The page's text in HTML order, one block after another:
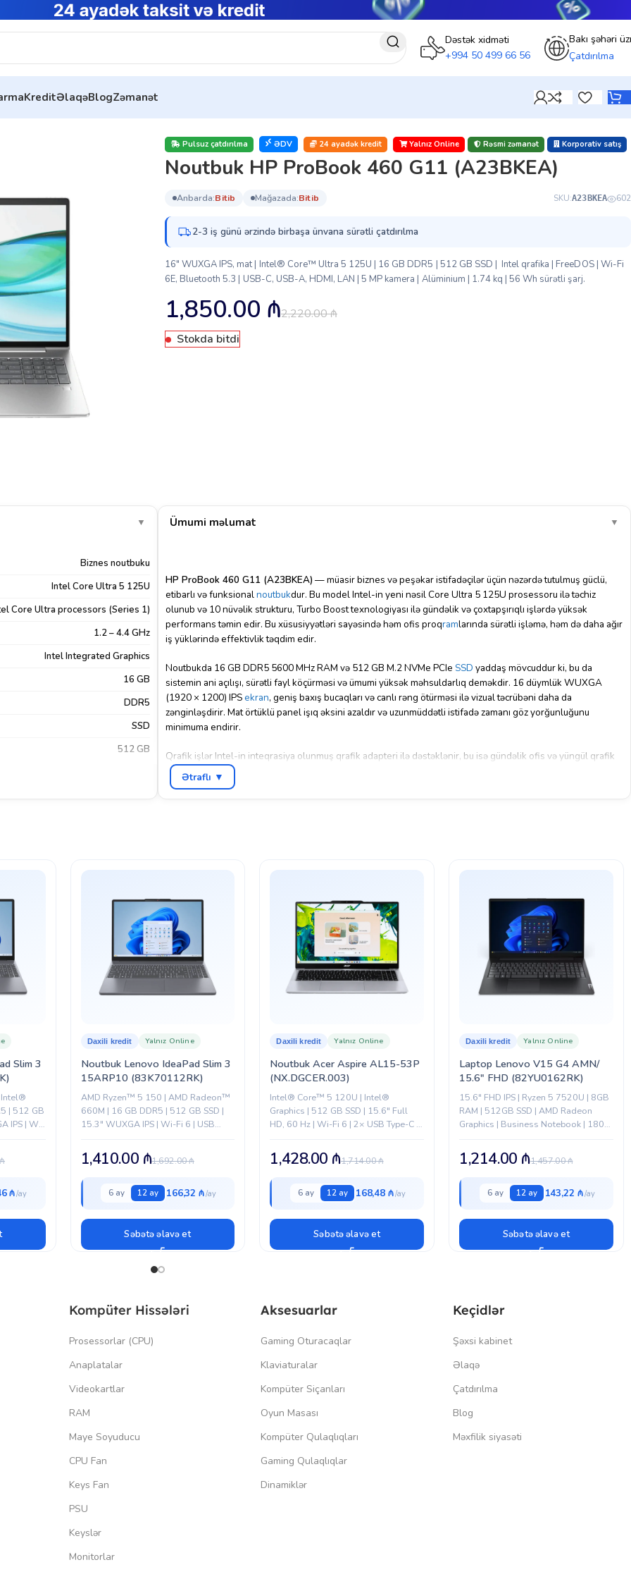
Dəstək xidməti
+994 50 499 66 56
Bakı şəhəri
Çatdırılma
KreditƏlaqəBlogZəmanət
Pulsuz çatdırılma ƏDV 24 ayadək kredit Yalnız Online Rəsmi zəmanət Korporativ satış
Noutbuk HP ProBook 460 G11 (A23BKEA)
anbarda: bi̇ti̇b mağazada: bi̇ti̇b SKU:A23BKEA 602
2-3 iş günü ərzində birbaşa ünvana sürətli çatdırılma
16″ WUXGA IPS, mat | Intel® Core™ Ultra 5 125U | 16 GB DDR5 | 512 GB SSD | Intel qrafika | FreeDOS | Wi-Fi
6E, Bluetooth 5.3 | USB-C, USB-A, HDMI, LAN | 5 MP kamera | Alüminium | 1.74 kq | 56 Wh sürətli şarj.
2,220.00₼
1,850.00 ₼
Stokda bitdi
▼
Biznes noutbuku
Intel Core Ultra 5 125U
Core Ultra processors (Series 1)
1.2 – 4.4 GHz
Intel Integrated Graphics
16 GB
DDR5
SSD
512 GB
Gümüşü
HP
Ümumi məlumat ▼
HP ProBook 460 G11 (A23BKEA) — müasir biznes və peşəkar istifadəçilər üçün nəzərdə tutulmuş güclü,
etibarlı və funksionalnoutbukdur. Bu model Intel-in yeni nəsil Core Ultra 5 125U prosessoru ilə təchiz
olunub və 10 nüvəlik strukturu, Turbo Boost texnologiyası ilə gündəlik və çoxtapşırıqlı işlərdə yüksək
performans təmin edir. Bu xüsusiyyətləri sayəsində həm ofis proqramlarında sürətli işləmə, həm də daha ağır
iş yüklərində effektivlik təqdim edir.
Noutbukda 16 GB DDR5 5600 MHz RAM və 512 GB M.2 NVMe PCIe SSD yaddaş mövcuddur ki, bu da
sistemin ani açılışı, sürətli fayl köçürməsi və ümumi yüksək məhsuldarlıq deməkdir. 16 düymlük WUXGA
(1920 × 1200) IPSekran, geniş baxış bucaqları və canlı rəng ötürməsi ilə vizual təcrübəni daha da
zənginləşdirir. Mat örtüklü panel işıq əksini azaldır və uzunmüddətli istifadə zamanı göz yorğunluğunu
minimuma endirir.
Qrafik işlər Intel-in inteqrasiya olunmuş qrafik adapteri ilə dəstəklənir, bu isə gündəlik ofis və yüngül qrafik
tələbləri üçün kifayətdir. Cihaz FreeDOS əməliyyat sistemi ilə gəlir, bu da istifadəçiyə istədiyi sistemlə işləmə
azadlığı verir.
Ətraflı ▼
Slim 3
| 512 GB
IPS | Wi-
₼
₼
Noutbuk Lenovo IdeaPad Slim 3
15ARP10 (83K70112RK)
Daxili kredit Yalnız Online
AMD Ryzen™ 5 150 | AMD Radeon™
660M | 16 GB DDR5 | 512 GB SSD |
15.3" WUXGA IPS | Wi-Fi 6 | USB
1,692.00₼
1,410.00 ₼
6 ay 12 ay 166,32 ₼
Səbətə əlavə et
Noutbuk Acer Aspire AL15-53P
(NX.DGCER.003)
Daxili kredit Yalnız Online
Intel® Core™ 5 120U | Intel®
Graphics | 512 GB SSD | 15.6" Full
HD, 60 Hz | Wi-Fi 6 | 2× USB Type-C |
1,714.00₼
1,428.00 ₼
6 ay 12 ay 168,48 ₼
Səbətə əlavə et
Laptop Lenovo V15 G4 AMN/
15.6″ FHD (82YU0162RK)
Daxili kredit Yalnız Online
15.6" FHD IPS | Ryzen 5 7520U | 8GB
RAM | 512GB SSD | AMD Radeon
Graphics | Business Notebook | 180°
1,457.00₼
1,214.00 ₼
6 ay 12 ay 143,22 ₼
Səbətə əlavə et
Kompüter Hissələri
Prosessorlar (CPU)
Anaplatalar
Videokartlar
RAM
Maye Soyuducu
CPU Fan
Keys Fan
PSU
Keyslər
Monitorlar
Aksesuarlar
Gaming Oturacaqlar
Klaviaturalar
Kompüter Siçanları
Oyun Masası
Kompüter Qulaqlıqları
Gaming Qulaqlıqlar
Dinamiklər
Keçidlər
Şəxsi kabinet
Əlaqə
Çatdırılma
Blog
Məxfilik siyasəti